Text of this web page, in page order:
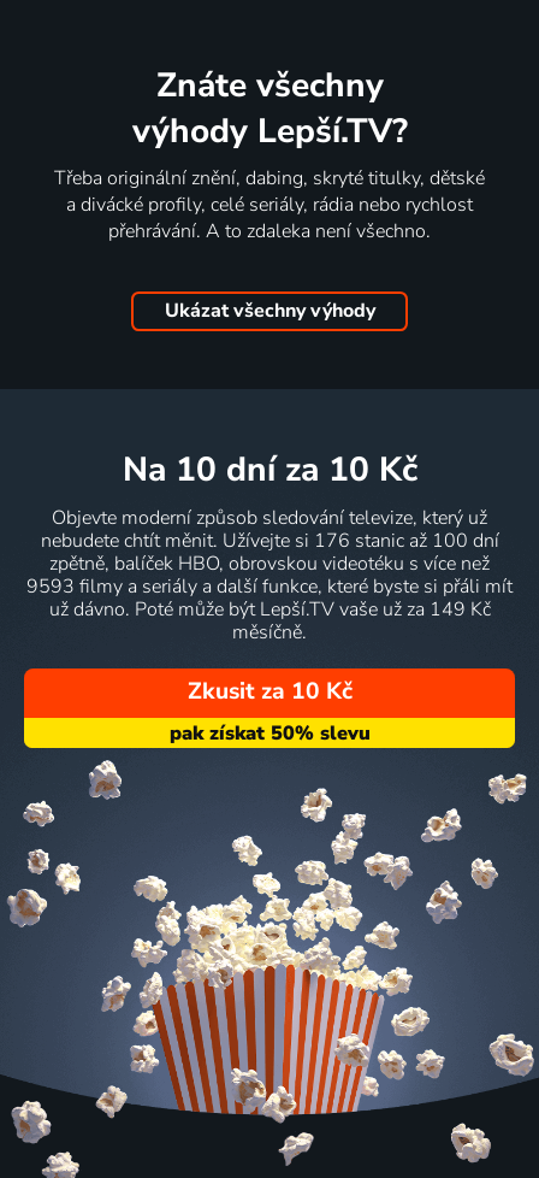
Znáte všechny
výhody Lepší.TV?
Třeba originální znění, dabing, skryté titulky, dětské
a divácké profily, celé seriály, rádia nebo rychlost
přehrávání. A to zdaleka není všechno.
Ukázat všechny výhody
na 10 dní za 10 Kč
Objevte moderní způsob sledování televize, který už
nebudete chtít měnit. Užívejte si 176 stanic až 100 dní
zpětně, balíček HBO, obrovskou videotéku s více než
9593 filmy a seriály a další funkce, které byste si přáli mít
už dávno. Poté může být Lepší.TV vaše už za 149 Kč
měsíčně.
Zkusit za 10 Kč